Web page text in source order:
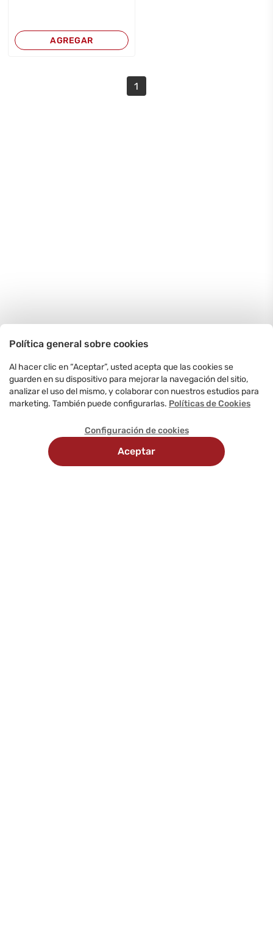
AGREGAR
1
Política general sobre cookies
Al hacer clic en “Aceptar”, usted acepta que las cookies se
guarden en su dispositivo para mejorar la navegación del sitio,
analizar el uso del mismo, y colaborar con nuestros estudios para
marketing. También puede configurarlas. Políticas de Cookies
Configuración de cookies
Aceptar